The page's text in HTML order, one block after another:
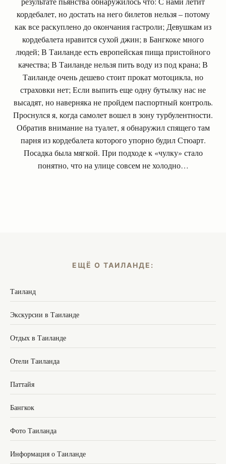
кордебалет, но достать на него билетов нельзя – потому
как все раскуплено до окончания гастроли; Девушкам из
кордебалета нравится сухой джин; в Бангкоке много
людей; В Таиланде есть европейская пища пристойного
качества; В Таиланде нельзя пить воду из под крана; В
Таиланде очень дешево стоит прокат мотоцикла, но
страховки нет; Если выпить еще одну бутылку нас не
высадят, но наверняка не пройдем паспортный контроль.
Проснулся я, когда самолет вошел в зону турбулентности.
Обратив внимание на туалет, я обнаружил спящего там
парня из кордебалета которого упорно будил Стюарт.
Посадка была мягкой. При подходе к «чулку» стало
понятно, что на улице совсем не холодно…
ЕЩЁ О ТАИЛАНДЕ:
Таиланд
Экскурсии в Таиланде
Отдых в Таиланде
Отели Таиланда
Паттайя
Бангкок
Фото Таиланда
Информация о Таиланде